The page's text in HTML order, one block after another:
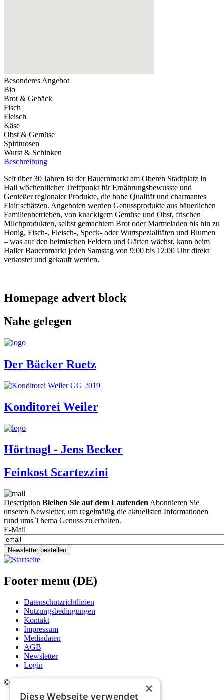
Besonderes Angebot
Bio
Brot & Gebäck
Fisch
Fleisch
Käse
Obst & Gemüse
Spirituosen
Wurst & Schinken
Beschreibung
Seit über 30 Jahren ist der Bauernmarkt am Oberen Stadtplatz in
Hall wöchentlicher Treffpunkt für Ernährungsbewusste und
Genießer regionaler Produkte, die hohe Qualität und charmantes
Flair schätzen. Angeboten werden Genussprodukte aus bäuerlichen
Familienbetrieben, von knackigem Gemüse und Obst, frischen
Milchprodukten, selbst gemachtem Brot oder Marmeladen bis hin zu
Honig, Fisch-, Fleisch-, Speck- oder Wurtspezialitäten und Blumen
– was auf den heimischen Feldern und Gärten wächst, kann beim
Haller Bauernmarkt jeden Samstag von 9:00 bis 12:00 Uhr direkt
verkostet und gekauft werden.
Homepage advert block
Nahe gelegen
Der Bäcker Ruetz
Konditorei Weiler
Hörtnagl - Jens Becker
Feinkost Scartezzini
Description Bleiben Sie auf dem Laufenden Abonnieren Sie
unseren Newsletter, um regelmäßig die aktuellsten Informationen
rund ums Thema Genuss zu erhalten.
E-Mail
Newsletter bestellen
Footer menu (DE)
Datenschutzrichtlinien
Nutzungsbedingungen
Kontakt
Impressum
Mediadaten
AGB
Newsletter
Login
©
×
Diese Webseite verwendet